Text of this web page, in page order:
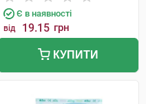
Є в наявності
від 19.15 грн
КУПИТИ